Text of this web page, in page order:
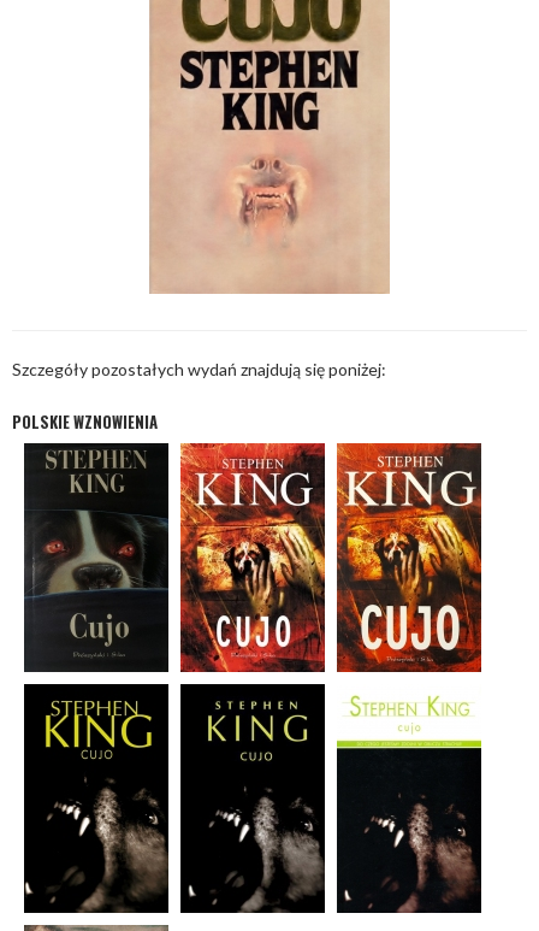
Szczegóły pozostałych wydań znajdują się poniżej:
POLSKIE WZNOWIENIA